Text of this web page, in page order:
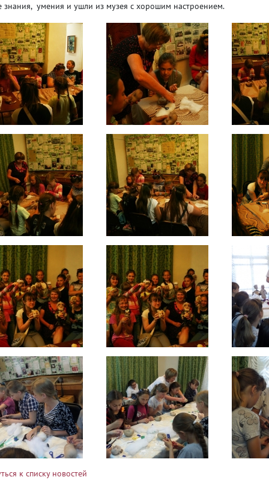
знания, умения и ушли из музея с хорошим настроением.
к списку новостей